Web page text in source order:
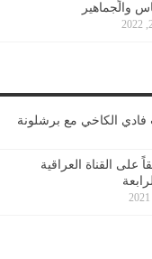
والجماهير
فادي الكاخي مع برشلونة
على القناة العراقية